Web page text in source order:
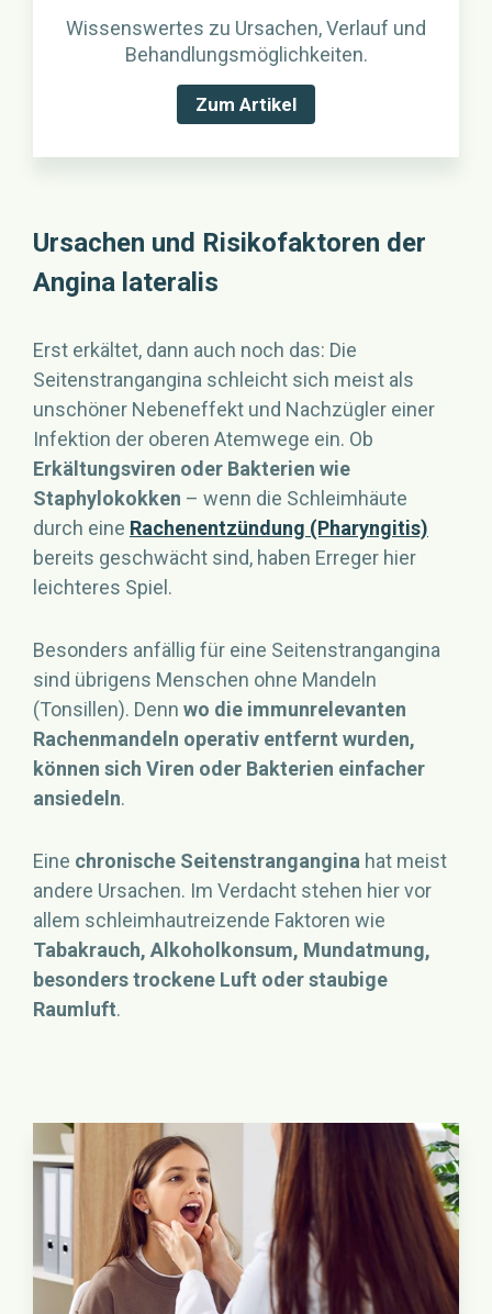
Wissenswertes zu Ursachen, Verlauf und
Behandlungsmöglichkeiten.
Zum Artikel
Ursachen und Risikofaktoren der
Angina lateralis
Erst erkältet, dann auch noch das: Die
Seitenstrangangina schleicht sich meist als
unschöner Nebeneffekt und Nachzügler einer
Infektion der oberen Atemwege ein. Ob
Erkältungsviren oder Bakterien wie
Staphylokokken – wenn die Schleimhäute
durch eine Rachenentzündung (Pharyngitis)
bereits geschwächt sind, haben Erreger hier
leichteres Spiel.
Besonders anfällig für eine Seitenstrangangina
sind übrigens Menschen ohne Mandeln
(Tonsillen). Denn wo die immunrelevanten
Rachenmandeln operativ entfernt wurden,
können sich Viren oder Bakterien einfacher
ansiedeln.
Eine chronische Seitenstrangangina hat meist
andere Ursachen. Im Verdacht stehen hier vor
allem schleimhautreizende Faktoren wie
Tabakrauch, Alkoholkonsum, Mundatmung,
besonders trockene Luft oder staubige
Raumluft.